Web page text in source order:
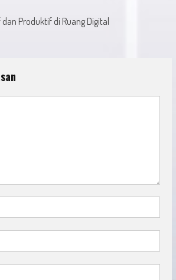
Produktif di Ruang Digital